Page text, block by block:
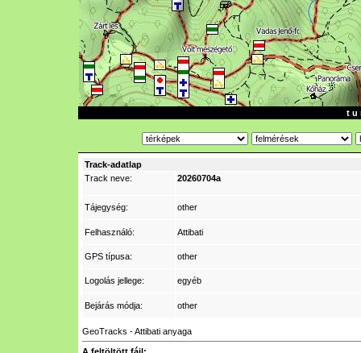
t u
Track-adatlap
Track neve:
20260704a
Tájegység: other
Felhasználó: Attibati
GPS típusa: other
Logolás jellege: egyéb
Bejárás módja: other
GeoTracks - Attibati anyaga